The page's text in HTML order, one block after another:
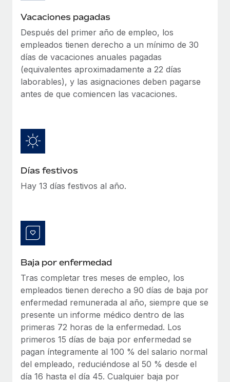
Comprobaciones de antecedentes
Simplifica los procesos de cribado de candidatos.
Cumplimiento normativo
Adelántate a los riesgos de cumplimiento
normativo.
en todo el mundo.
Apertura de entidades
Movilidad y reubicación
Prestaciones
Gestiona las prestaciones de los empleados sin
complicaciones.
EOR y PEO
Contractor Management
BLOG
Novedades de producto de Remote:
Management Plus
Más información
Pento se convierte en un empleador equitativo
con Remote
Gestionar las nóminas internamente es complicado. Tardas
semanas en hacerlo manualmente y, al mes...
Más información
Vacaciones pagadas
Después del primer año de empleo, los
empleados tienen derecho a un mínimo de 30
días de vacaciones anuales pagadas
(equivalentes aproximadamente a 22 días
laborables), y las asignaciones deben pagarse
antes de que comiencen las vacaciones.
Días festivos
Hay 13 días festivos al año.
Baja por enfermedad
Tras completar tres meses de empleo, los
empleados tienen derecho a 90 días de baja por
enfermedad remunerada al año, siempre que se
presente un informe médico dentro de las
primeras 72 horas de la enfermedad. Los
primeros 15 días de baja por enfermedad se
pagan íntegramente al 100 % del salario normal
del empleado, reduciéndose al 50 % desde el
día 16 hasta el día 45. Cualquier baja por